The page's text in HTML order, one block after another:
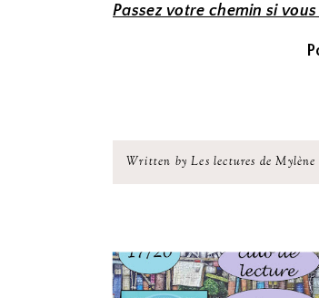
Passez votre chemin si
Written by Les lectures de Mylène